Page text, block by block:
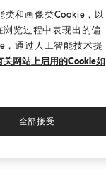
类和画像类Cookie，以
览过程中表现出的偏
，通过人工智能技术提
关网站上启用的Cookie如
全部接受